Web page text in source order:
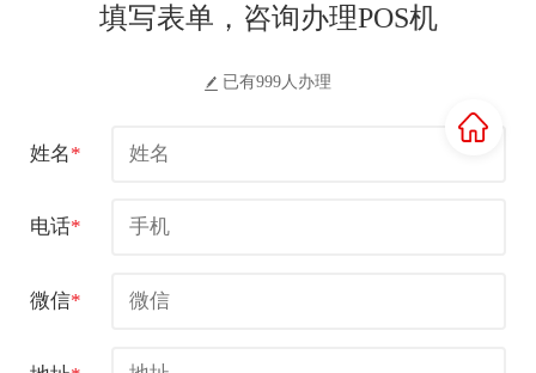
填写表单，咨询办理POS机
已有999人办理
姓名*
电话*
微信*